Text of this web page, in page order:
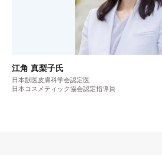
江角 真梨子氏
日本獣医皮膚科学会認定医
日本コスメティック協会認定指導員